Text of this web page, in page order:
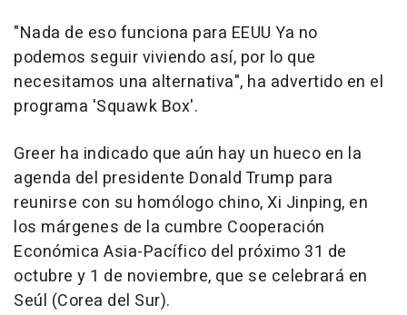
"Nada de eso funciona para EEUU Ya no
podemos seguir viviendo así, por lo que
necesitamos una alternativa", ha advertido en el
programa 'Squawk Box'.
Greer ha indicado que aún hay un hueco en la
agenda del presidente Donald Trump para
reunirse con su homólogo chino, Xi Jinping, en
los márgenes de la cumbre Cooperación
Económica Asia-Pacífico del próximo 31 de
octubre y 1 de noviembre, que se celebrará en
Seúl (Corea del Sur).